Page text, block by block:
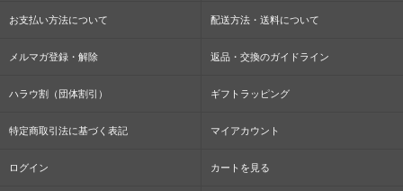
お支払い方法について 配送方法・送料について
メルマガ登録・解除 返品・交換のガイドライン
ハラウ割（団体割引） ギフトラッピング
特定商取引法に基づく表記 マイアカウント
ログイン カートを見る